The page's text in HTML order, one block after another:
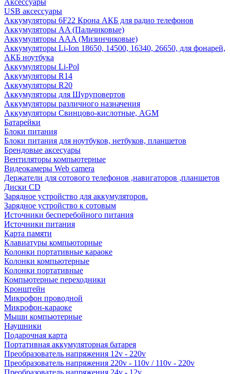
Аксессуары
USB аксессуары
Аккумуляторы 6F22 Крона АКБ для радио телефонов
Аккумуляторы AA (Пальчиковые)
Аккумуляторы AAA (Мизинчиковые)
Аккумуляторы Li-Ion 18650, 14500, 16340, 26650, для фонарей,
АКБ ноутбука
Аккумуляторы Li-Pol
Аккумуляторы R14
Аккумуляторы R20
Аккумуляторы для Шуруповертов
Аккумуляторы различного назначения
Аккумуляторы Свинцово-кислотные, AGM
Батарейки
Блоки питания
Блоки питания для ноутбуков, нетбуков, планшетов
Брендовые аксесуары
Вентиляторы компьютерные
Видеокамеры Web camera
Держатели для сотового телефонов ,навигаторов ,планшетов
Диски CD
Зарядное устройство для аккумуляторов.
Зарядное устройство к сотовым
Источники бесперебойного питания
Источники питания
Карта памяти
Клавиатуры компьюторные
Колонки портативные караоке
Колонки компьютерные
Колонки портативные
Компьютерные переходники
Кронштейн
Микрофон проводной
Микрофон-караоке
Мыши компьютерные
Наушники
Подарочная карта
Портативная аккумуляторная батарея
Преобразователь напряжения 12v - 220v
Преобразователь напряжения 220v - 110v / 110v - 220v
Преобразователь напряжения 24v - 12v